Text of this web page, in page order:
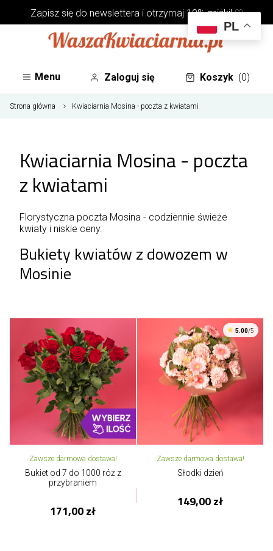
Zapisz się do newsletterai otrzymaj 10% zniżki! ♡
Menu Zaloguj się Koszyk (0)
Strona główna Kwiaciarnia Mosina - poczta z kwiatami
Kwiaciarnia Mosina - poczta
z kwiatami
Florystyczna poczta Mosina - codziennie świeże
kwiaty i niskie ceny.
Bukiety kwiatów z dowozem w
Mosinie
Zawsze darmowa dostawa!
Bukiet od 7 do 1000 róż z
przybraniem
171,00 zł
5.00/5
Zawsze darmowa dostawa!
Słodki dzień
149,00 zł
PL